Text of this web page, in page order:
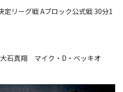
リーグ戦 Aブロック公式戦 30分1
真翔 マイク・D・ベッキオ